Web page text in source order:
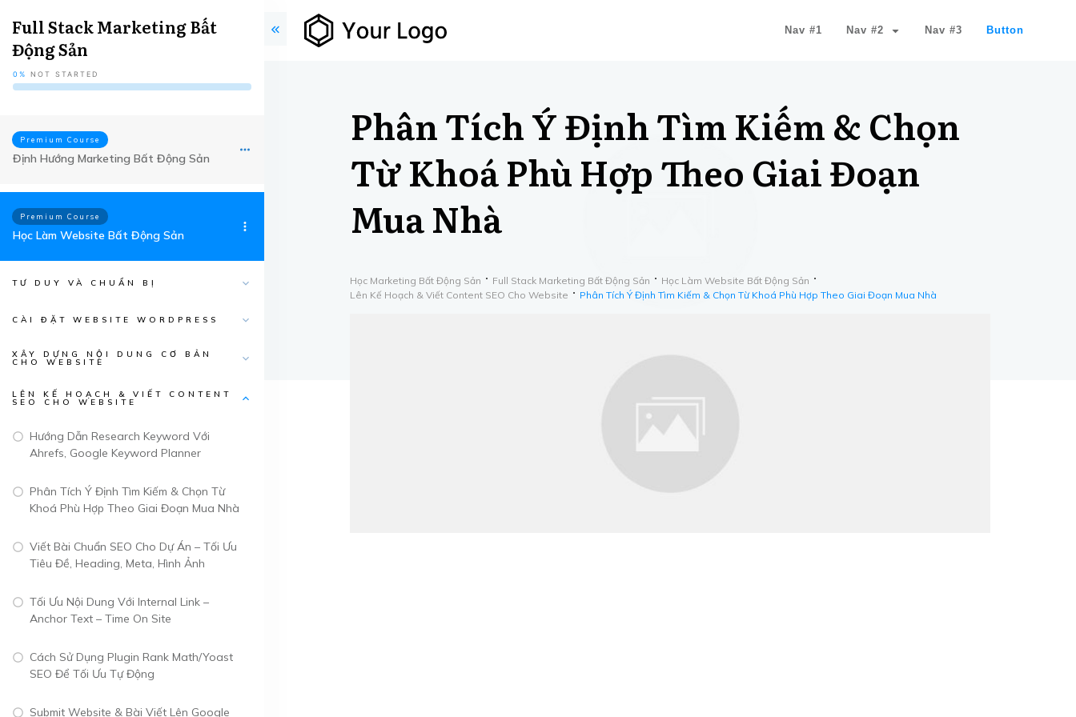
Nav #1 Nav #2 Nav #3 Button
Phân Tích Ý Định Tìm Kiếm & Chọn
Từ Khoá Phù Hợp Theo Giai Đoạn
Mua Nhà
Học Marketing Bất Động Sản Full Stack Marketing Bất Động Sản
Học Làm Website Bất Động Sản
Lên Kế Hoạch & Viết Content SEO Cho Website
Phân Tích Ý Định Tìm Kiếm & Chọn Từ Khoá Phù Hợp Theo Giai Đoạn Mua Nhà
Full Stack Marketing Bất
Động Sản
0% NOT STARTED
Premium Course
Định Hướng Marketing Bất Động Sản
Premium Course
Học Làm Website Bất Động Sản
TƯ DUY VÀ CHUẨN BỊ
CÀI ĐẶT WEBSITE WORDPRESS
XÂY DỰNG NỘI DUNG CƠ BẢN
CHO WEBSITE
LÊN KẾ HOẠCH & VIẾT CONTENT
SEO CHO WEBSITE
Hướng Dẫn Research Keyword Với
Ahrefs, Google Keyword Planner
Phân Tích Ý Định Tìm Kiếm & Chọn Từ
Khoá Phù Hợp Theo Giai Đoạn Mua Nhà
Viết Bài Chuẩn SEO Cho Dự Án – Tối Ưu
Tiêu Đề, Heading, Meta, Hình Ảnh
Tối Ưu Nội Dung Với Internal Link –
Anchor Text – Time On Site
Cách Sử Dụng Plugin Rank Math/Yoast
SEO Để Tối Ưu Tự Động
Submit Website & Bài Viết Lên Google